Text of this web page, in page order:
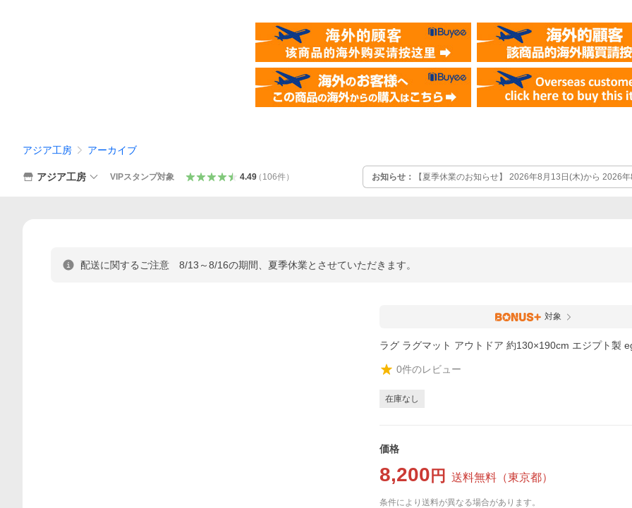
アジア工房 アーカイブ
アジア工房 VIPスタンプ対象 4.49（ 106件） お知らせ：
【夏季休業のお知らせ】 2026年8月13日(木)から 2026
ていただきます。 この期間中のご注文確認・お問合せへの回答は
配送に関するご注意 8/13～8/16の期間、夏季休業とさせていただきます。
対象
ラグ ラグマット アウトドア 約130×190cm エジプト製
0件のレビュー
在庫なし
価格
8,200 円 送料無料 （東京都）
条件により送料が異なる場合があります。